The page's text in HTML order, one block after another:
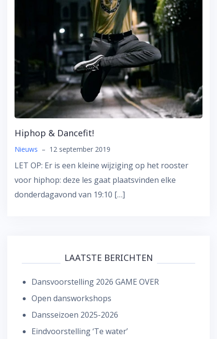
Hiphop & Dancefit!
Nieuws – 12 september 2019
LET OP: Er is een kleine wijziging op het rooster
voor hiphop: deze les gaat plaatsvinden elke
donderdagavond van 19:10 […]
LAATSTE BERICHTEN
Dansvoorstelling 2026 GAME OVER
Open dansworkshops
Dansseizoen 2025-2026
Eindvoorstelling ‘Te water’